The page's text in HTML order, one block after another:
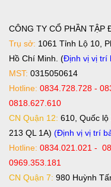
CÔNG TY CỔ PHẦN TẬP
Trụ sở: 1061 Tỉnh Lộ 10,
Hồ Chí Minh. (Định vị vị trí
MST: 0315050614
Hotline: 0834.728.728 -
0818.627.610
CN Quận 12: 610, Quốc lộ
213 QL 1A) (Định vị vị trí
Hotline: 0834.021.021 -
0969.353.181
CN Quận 7: 980 Huỳnh